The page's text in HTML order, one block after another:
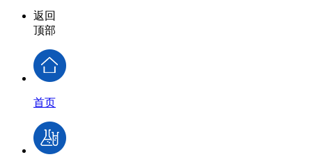
返回
顶部
首页